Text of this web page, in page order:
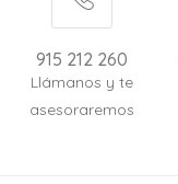
915 212 260
Llámanos y te
asesoraremos